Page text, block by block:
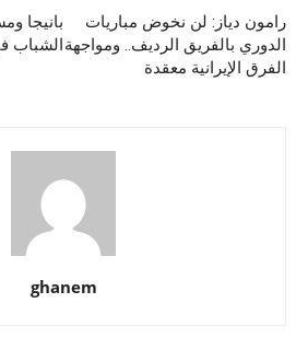
بانيجا
الشباب
رامون دياز: لن نخوض مباريات
الدوري بالفريق الرديف.. ومواجهة
الفرق الإيرانية معقدة
ghanem